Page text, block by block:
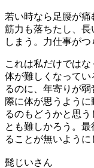
若い時なら足腰が
筋力も落ちたし、
しまう。力仕事がつ
これは私だけでは
体が難しくなって
るのに、年寄りが
際に体が思うよう
るのもどうかと思
とも難しかろう。
ることが無いように
髭じいさん